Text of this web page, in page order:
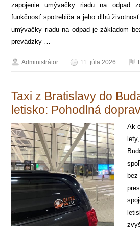
zapojenie umývačky riadu na odpad
funkčnosť spotrebiča a jeho dlhú
umývačky riadu na odpad je základom
prevádzky …
Administrátor 11. júla 2026
Taxi z Bratislavy do
letisko: Pohodlná
Ak